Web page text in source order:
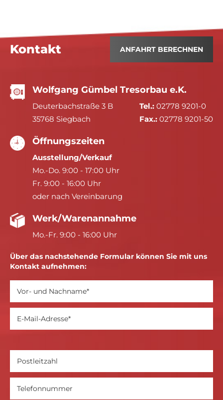
Kontakt ANFAHRT BERECHNEN
Wolfgang Gümbel Tresorbau e.K.
Deuterbachstraße 3 B
35768 Siegbach
Tel.: 02778 9201-0
Fax.: 02778 9201-50
Öffnungszeiten
Ausstellung/Verkauf
Mo.-Do. 9:00 - 17:00 Uhr
Fr. 9:00 - 16:00 Uhr
oder nach Vereinbarung
Werk/Warenannahme
Mo.-Fr. 9:00 - 16:00 Uhr
Über das nachstehende Formular können Sie mit uns
Kontakt aufnehmen: